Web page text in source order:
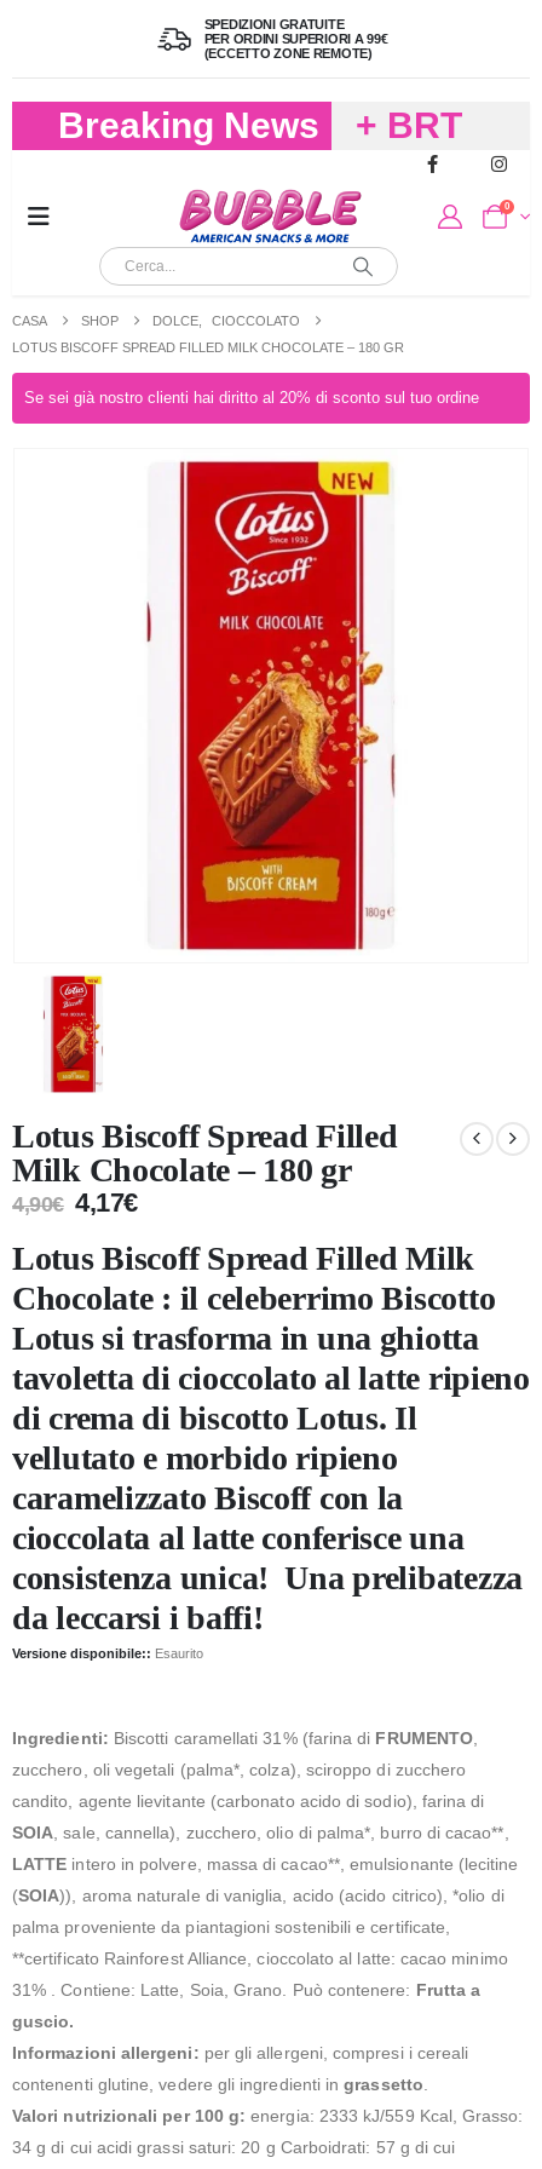
SPEDIZIONI GRATUITE
PER ORDINI SUPERIORI A 99€
(ECCETTO ZONE REMOTE)
Breaking News
+ BRT
FREDDO
PER
E
A 19,90
CONSEGNA
IN 24/48
ORE AD
ECCEZIONE
DI ALCUNE
AREE
REMOTE
0
CASA SHOP DOLCE
CIOCCOLATO
LOTUS BISCOFF SPREAD FILLED MILK CHOCOLATE – 180 GR
Se sei già nostro clienti hai diritto al 20% di sconto sul tuo ordine
Lotus Biscoff Spread Filled
Milk Chocolate – 180 gr
4,90€ 4,17€
Lotus Biscoff Spread Filled Milk
Chocolate : il celeberrimo Biscotto
Lotus si trasforma in una ghiotta
tavoletta di cioccolato al latte ripieno
di crema di biscotto Lotus. Il
vellutato e morbido ripieno
caramelizzato Biscoff con la
cioccolata al latte conferisce una
consistenza unica! Una prelibatezza
da leccarsi i baffi!
Versione disponibile:: Esaurito
Ingredienti: Biscotti caramellati 31% (farina di FRUMENTO
zucchero, oli vegetali (palma*, colza), sciroppo di zucchero
candito, agente lievitante (carbonato acido di sodio), farina di
SOIA , sale, cannella), zucchero, olio di palma*, burro di cacao**,
LATTE intero in polvere, massa di cacao**, emulsionante (lecitine
(SOIA)), aroma naturale di vaniglia, acido (acido citrico), *olio di
palma proveniente da piantagioni sostenibili e certificate,
**certificato Rainforest Alliance, cioccolato al latte: cacao minimo
31% . Contiene: Latte, Soia, Grano. Può contenere: Frutta a
guscio.
Informazioni allergeni: per gli allergeni, compresi i cereali
contenenti glutine, vedere gli ingredienti ingrassetto
Valori nutrizionali per 100 g: energia: 2333 kJ/559 Kcal, Grasso:
34 g di cui acidi grassi saturi: 20 g Carboidrati: 57 g di cui